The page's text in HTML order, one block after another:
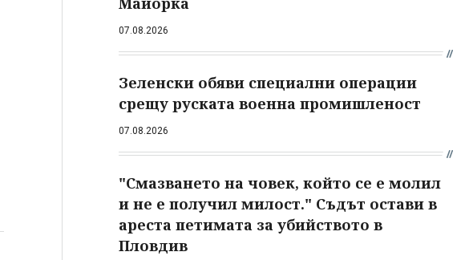
07.08.2026
Зеленски обяви специални операции
срещу руската военна промишленост
07.08.2026
"Смазването на човек, който се е молил
и не е получил милост." Съдът остави в
ареста петимата за убийството в
Пловдив